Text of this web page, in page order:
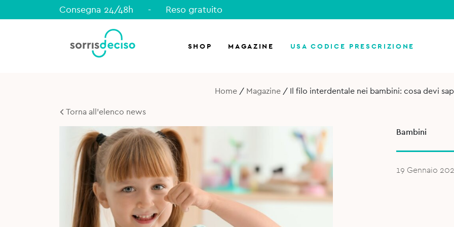
Consegna 24/48h - Reso gratuito
SHOP MAGAZINE USA CODICE PRESCRIZIONE
Home / Magazine / Il filo interdentale nei bambini: cosa devi
Torna all'elenco news
Bambini
19 Gennaio